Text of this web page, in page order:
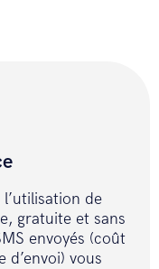
8859-
de
gratuite et sans
envoyés (coût
vous